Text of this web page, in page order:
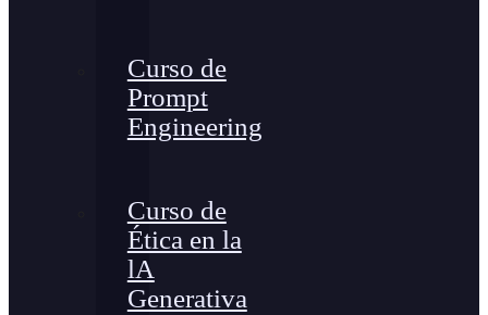
Curso de
Prompt
Engineering
Curso de
Ética en la
lA
Generativa